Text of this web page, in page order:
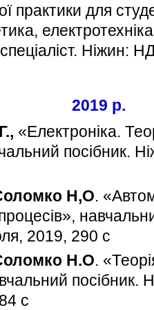
практики для
Ніжин:
2019 р.
«Електроніка.
посібник.
Н,О.
2019, 290 с
Н.О.
посібник.
с